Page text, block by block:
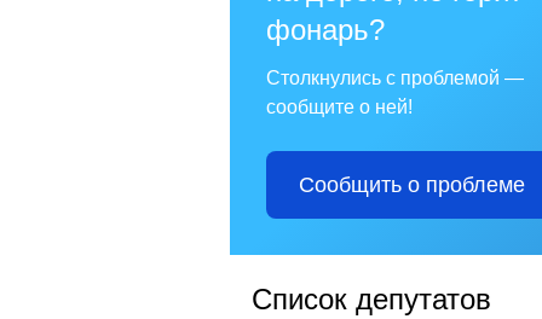
фонарь?
Столкнулись с проблемой —
сообщите о ней!
Сообщить о проблеме
Список депутатов